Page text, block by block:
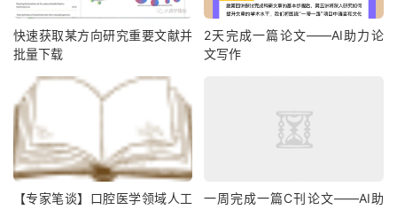
快速获取某方向研究重要文献并
批量下载
2天完成一篇论文——AI助力论
文写作
【专家笔谈】口腔医学领域人工
一周完成一篇C刊论文——AI助